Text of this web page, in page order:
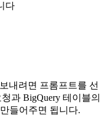
다
내려면 프롬프트를 선
과 BigQuery 테이블의
들어주면 됩니다.